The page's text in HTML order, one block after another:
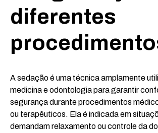
diferentes
A sedação é uma técnica amplamente
medicina e odontologia para garantir
segurança durante procedimentos
ou terapêuticos. Ela é indicada em
demandam relaxamento ou controle da